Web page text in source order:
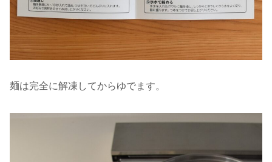
麺は完全に解凍してからゆでます。